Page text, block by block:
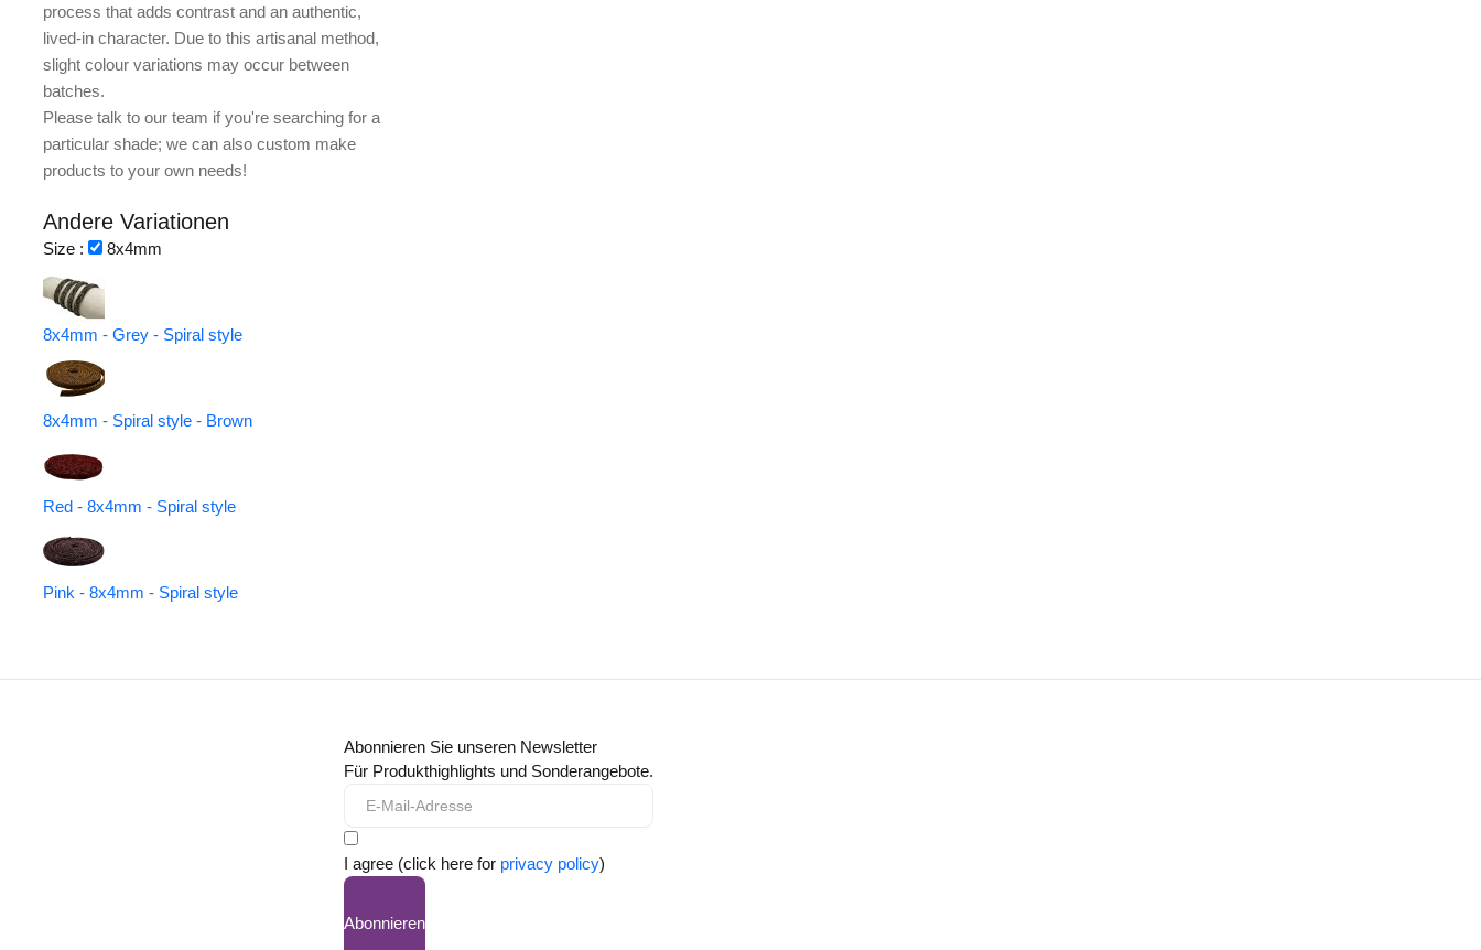
process that adds contrast and an authentic,
lived-in character. Due to this artisanal method,
slight colour variations may occur between
batches.
Please talk to our team if you're searching for a
particular shade; we can also custom make
products to your own needs!
Andere Variationen
Size : 8x4mm
8x4mm - Grey - Spiral style
8x4mm - Spiral style - Brown
Red - 8x4mm - Spiral style
Pink - 8x4mm - Spiral style
Abonnieren Sie unseren Newsletter
Für Produkthighlights und Sonderangebote.
I agree (click here for privacy policy)
Abonnieren